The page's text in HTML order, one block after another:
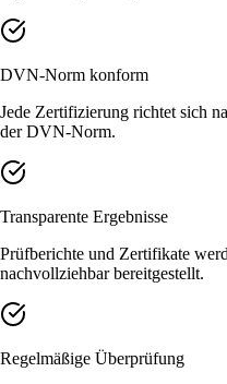
DVN-Norm konform
Jede Zertifizierung richtet sich
der DVN-Norm.
Transparente Ergebnisse
Prüfberichte und Zertifikate
nachvollziehbar bereitgestellt.
Regelmäßige Überprüfung